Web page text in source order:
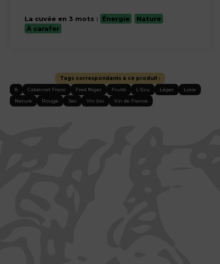
La cuvée en 3 mots : Énergie
Nature
À carafer
Tags correspondants à ce produit :
8
Cabernet Franc Fred Niger Fruité L'Ecu Léger
Loire
Nature
Rouge Sec Vin bio Vin de France